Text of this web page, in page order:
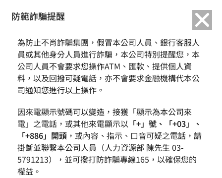
防範詐騙提醒
為防止不肖詐騙集團，假冒本公司人員、銀行客服人
員或其他身分人員進行詐騙，本公司特別提醒您，本
公司人員不會要求您操作ATM、匯款、提供個人資
料，以及回撥可疑電話，亦不會要求金融機構代本公
司通知您進行以上操作。
因來電顯示號碼可以變造，接獲「顯示為本公司來
電」之電話，或其他來電顯示以 「+」號、「+03」、
「+886」開頭 ，或內容、指示、口音可疑之電話，請
掛斷並聯繫本公司人員（人力資源部 陳先生 03-
5791213），並可撥打防詐騙專線165，以確保您的
權益。